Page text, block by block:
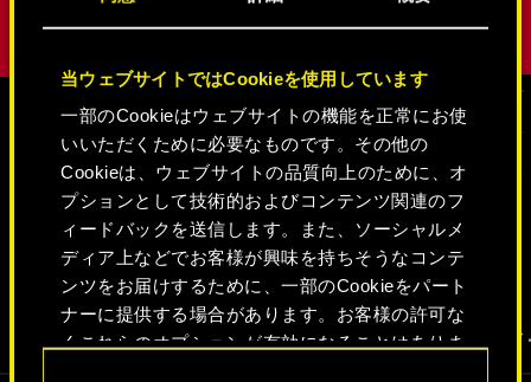
当ウェブサイトではCookieを使用しています
一部のCookieはウェブサイトの機能を正常にお使
いいただくために必要なものです。その他の
Cookieは、ウェブサイトの品質向上のために、オ
プションとして技術的およびコンテンツ関連のフ
ィードバックを送信します。また、ソーシャルメ
ディア上などでお客様が興味を持ちそうなコンテ
ンツをお届けするために、一部のCookieをパート
ナーに提供する場合があります。お客様の許可な
くこれらのオプションが有効になることはありま
メディア
サイバーパンク2077
動画 スクリーンショット コンセプトア